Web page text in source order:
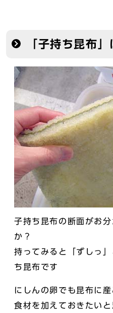
「子持ち昆布
子持ち昆布の断面がお
か？
持ってみると「ずしっ
ち昆布です
にしんの卵でも昆布に
食材を加えておきたい